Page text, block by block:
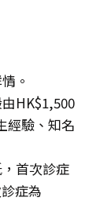
。
HK$1,500
經驗、知名
首次診症
症為